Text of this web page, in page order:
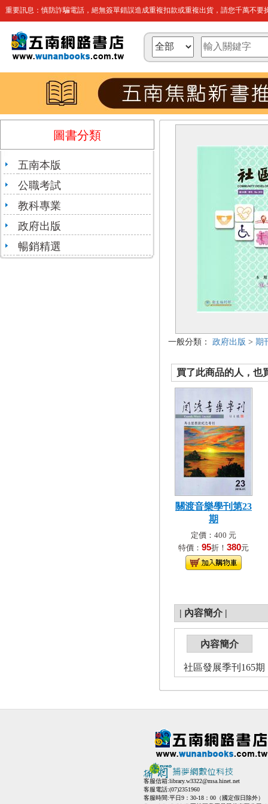
重要訊息：慎防詐騙電話，絕無簽單錯誤造成重複扣款或重複出貨，請您千萬不要
圖書分類
五南本版
公職考試
教科專業
政府出版
暢銷精選
一般分類： 政府出版 > 期
買了此商品的人，也
關渡音樂學刊第23
期
定價：400 元
特價： 95折！ 380元
| 內容簡介 |
內容簡介
社區發展季刊165期
客服信箱:library.w3322@msa.hinet.net
客服電話:(07)2351960
客服時間:平日9：30-18：00（國定假日除外）